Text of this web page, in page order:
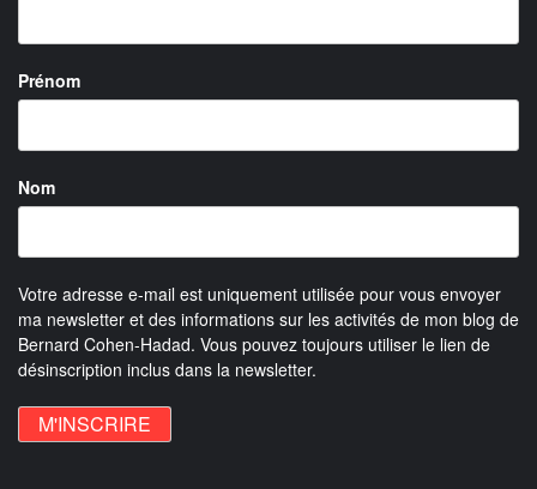
Prénom
Nom
Votre adresse e-mail est uniquement utilisée pour vous envoyer
ma newsletter et des informations sur les activités de mon blog de
Bernard Cohen-Hadad. Vous pouvez toujours utiliser le lien de
désinscription inclus dans la newsletter.